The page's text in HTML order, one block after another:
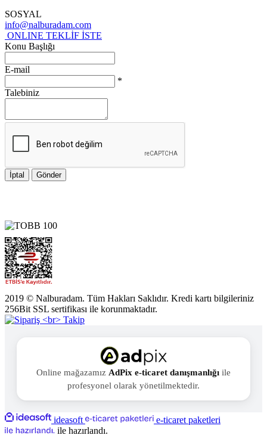
SOSYAL
info@nalburadam.com
ONLINE TEKLİF İSTE
Konu Başlığı
E-mail
*
Talebiniz
İptal Gönder
2019 © Nalburadam. Tüm Hakları Saklıdır. Kredi kartı bilgileriniz
256Bit SSL sertifikası ile korunmaktadır.
Online mağazamız AdPix e-ticaret danışmanlığı ile
profesyonel olarak yönetilmektedir.
ideasoft
e-ticaret paketleri
ile hazırlandı.